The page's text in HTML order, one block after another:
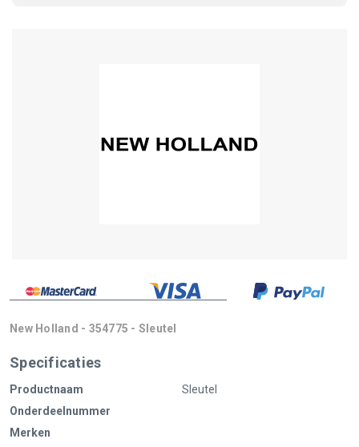
New Holland - 354775 - Sleutel
Specificaties
Productnaam
Sleutel
Onderdeelnummer
Merken